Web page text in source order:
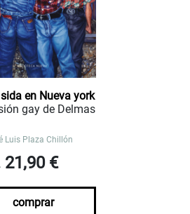
en Nueva york
gay de Delmas
Luis Plaza Chillón
21,90 €
comprar